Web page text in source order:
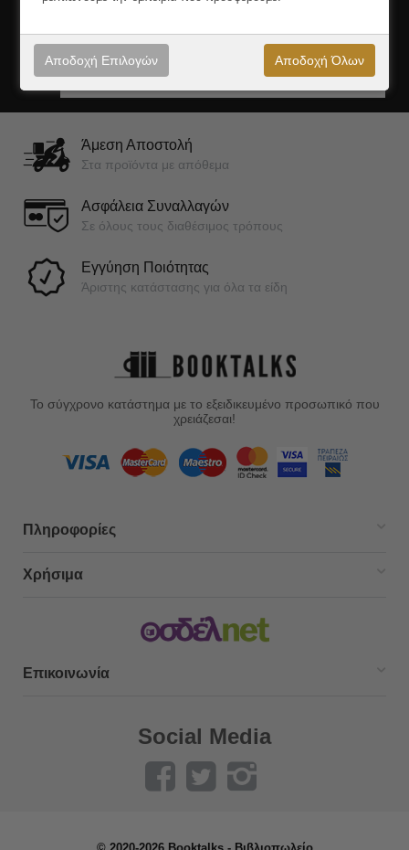
Εγγραφή
Άμεση Αποστολή
Στα προϊόντα με απόθεμα
Ασφάλεια Συναλλαγών
Σε όλους τους διαθέσιμος τρόπους
Εγγύηση Ποιότητας
Άριστης κατάστασης για όλα τα είδη
Το σύγχρονο κατάστημα με το εξειδικευμένο προσωπικό που
χρειάζεσαι!
Πληροφορίες
Χρήσιμα
Επικοινωνία
Social Media
Αποδοχή Επιλογών Αποδοχή Όλων